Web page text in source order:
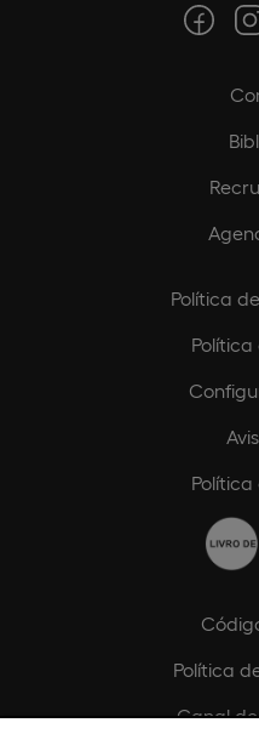
Política
Política
Política
Canal